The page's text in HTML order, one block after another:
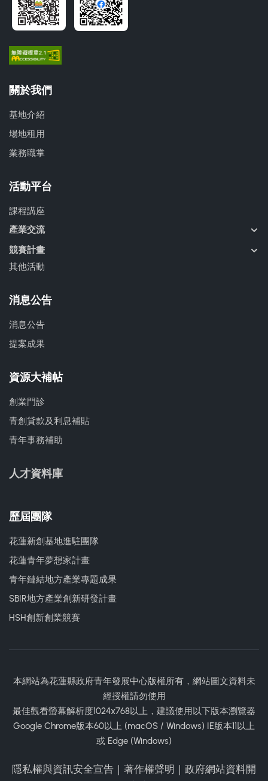
關於我們
基地介紹
場地租用
業務職掌
活動平台
課程講座
產業交流
競賽計畫
其他活動
消息公告
消息公告
提案成果
資源大補帖
創業門診
青創貸款及利息補貼
青年事務補助
人才資料庫
歷屆團隊
花蓮新創基地進駐團隊
花蓮青年夢想家計畫
青年鏈結地方產業專題成果
SBIR地方產業創新研發計畫
HSH創新創業競賽
本網站為花蓮縣政府青年發展中心版權所有，網站圖文資料未
經授權請勿使用
最佳觀看螢幕解析度1024x768以上，建議使用以下版本瀏覽器
Google Chrome版本60以上 (macOS / Windows) IE版本11以上
或 Edge (Windows)
隱私權與資訊安全宣告 ｜ 著作權聲明 ｜ 政府網站資料開